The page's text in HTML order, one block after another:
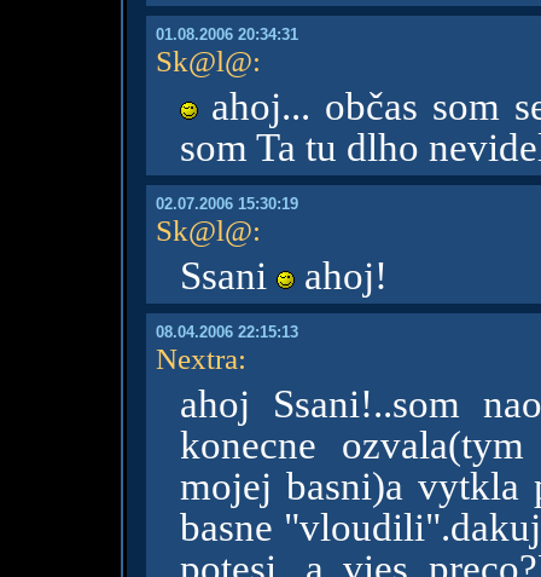
01.08.2006 20:34:31
Sk@l@:
ahoj... občas som
som Ta tu dlho
02.07.2006 15:30:19
Sk@l@:
Ssani ahoj!
08.04.2006 22:15:13
Nextra:
ahoj Ssani!..som
konecne
mojej basni)a vytkla
basne